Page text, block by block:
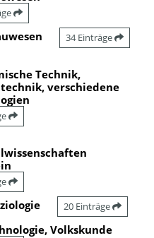
34 Einträge
Technik,
verschiedene
20 Einträge
Volkskunde